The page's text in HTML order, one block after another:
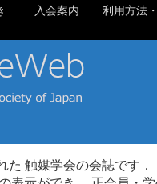
入会案内 利用方法
た 触媒学会の会誌です．